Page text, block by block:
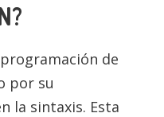
?
de
por su
la sintaxis. Esta